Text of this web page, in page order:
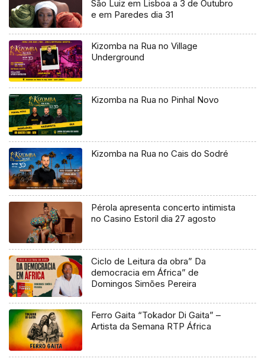
São Luiz em Lisboa a 3 de Outubro
e em Paredes dia 31
Kizomba na Rua no Village
Underground
Kizomba na Rua no Pinhal Novo
Kizomba na Rua no Cais do Sodré
Pérola apresenta concerto intimista
no Casino Estoril dia 27 agosto
Ciclo de Leitura da obra” Da
democracia em África” de
Domingos Simões Pereira
Ferro Gaita “Tokador Di Gaita” –
Artista da Semana RTP África